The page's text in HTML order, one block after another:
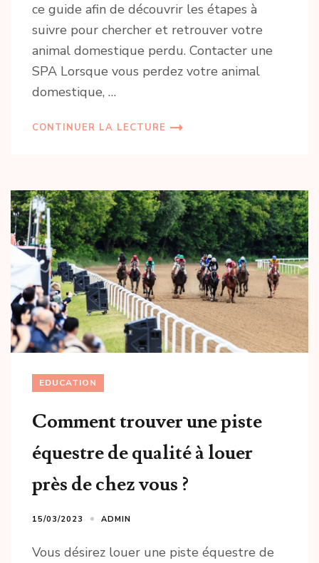
ce guide afin de découvrir les étapes à
suivre pour chercher et retrouver votre
animal domestique perdu. Contacter une
SPA Lorsque vous perdez votre animal
domestique, …
CONTINUER LA LECTURE
EDUCATION
Comment trouver une piste
équestre de qualité à louer
près de chez vous ?
15/03/2023 ADMIN
Vous désirez louer une piste équestre de